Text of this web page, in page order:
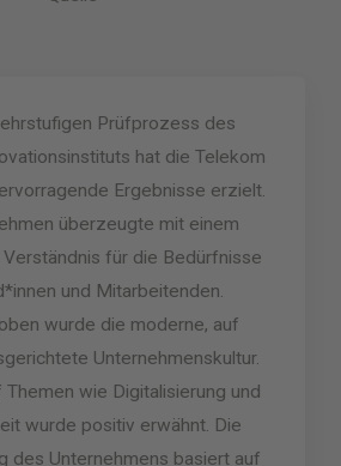
i
t
5
v
o
n
5
Prüfprozess des
hat die Telekom
Ergebnisse erzielt.
überzeugte mit einem
für die Bedürfnisse
und Mitarbeitenden.
wurde die moderne, auf
Unternehmenskultur.
Themen wie Digitalisierung und
wurde positiv erwähnt. Die
des Unternehmens basiert auf